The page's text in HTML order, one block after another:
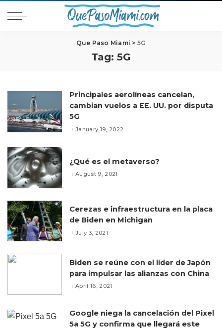
Que Paso Miami > 5G
Tag: 5G
Principales aerolíneas cancelan,
cambian vuelos a EE. UU. por disputa
5G
January 19, 2022
¿Qué es el metaverso?
August 9, 2021
Cerezas e infraestructura en la placa
de Biden en Michigan
July 3, 2021
Biden se reúne con el líder de Japón
para impulsar las alianzas con China
April 16, 2021
Google niega la cancelación del Pixel
5a 5G y confirma que llegará este